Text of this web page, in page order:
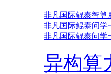
非凡国际鲲泰智算
非凡国际鲲泰问学
非凡国际鲲泰问学
异构算